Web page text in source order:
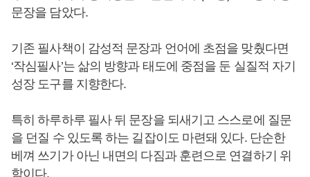
문장을 담았다.
기존 필사책이 감성적 문장과 언어에 초점을 맞췄다면
‘작심필사’는 삶의 방향과 태도에 중점을 둔 실질적 자기
성장 도구를 지향한다.
특히 하루하루 필사 뒤 문장을 되새기고 스스로에 질문
을 던질 수 있도록 하는 길잡이도 마련돼 있다. 단순한
베껴 쓰기가 아닌 내면의 다짐과 훈련으로 연결하기 위
함이다.